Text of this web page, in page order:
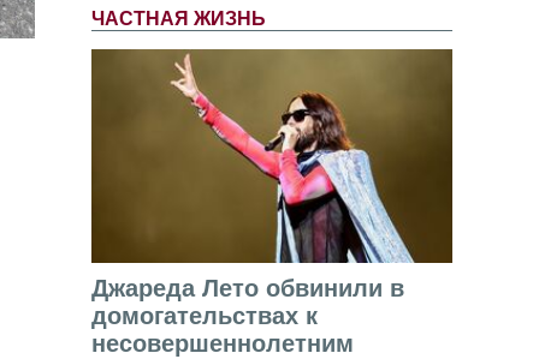
ЧАСТНАЯ ЖИЗНЬ
Джареда Лето обвинили в
домогательствах к
несовершеннолетним